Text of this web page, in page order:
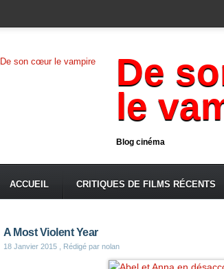
De
le
Blog cinéma
ACCUEIL CRITIQUES DE FILMS RÉCENTS
A Most Violent Year
18 Janvier 2015 , Rédigé par nolan